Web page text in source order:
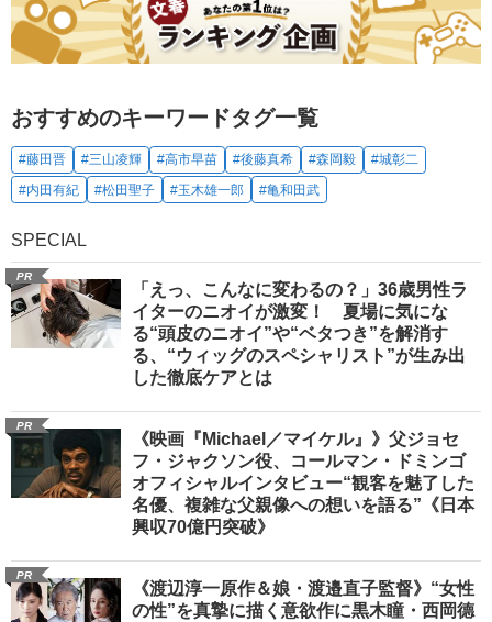
おすすめのキーワードタグ一覧
#藤田晋 #三山凌輝 #高市早苗 #後藤真希 #森岡毅
#城彰二
#内田有紀
#松田聖子 #玉木雄一郎 #亀和田武
SPECIAL
PR
「えっ、こんなに変わるの？」36歳男性ラ
イターのニオイが激変！ 夏場に気にな
る“頭皮のニオイ”や“ベタつき”を解消す
る、“ウィッグのスペシャリスト”が生み出
した徹底ケアとは
PR
《映画『Michael／マイケル』》父ジョセ
フ・ジャクソン役、コールマン・ドミンゴ
オフィシャルインタビュー“観客を魅了した
名優、複雑な父親像への想いを語る”《日本
興収70億円突破》
PR
《渡辺淳一原作＆娘・渡邉直子監督》“女性
の性”を真摯に描く意欲作に黒木瞳・西岡德